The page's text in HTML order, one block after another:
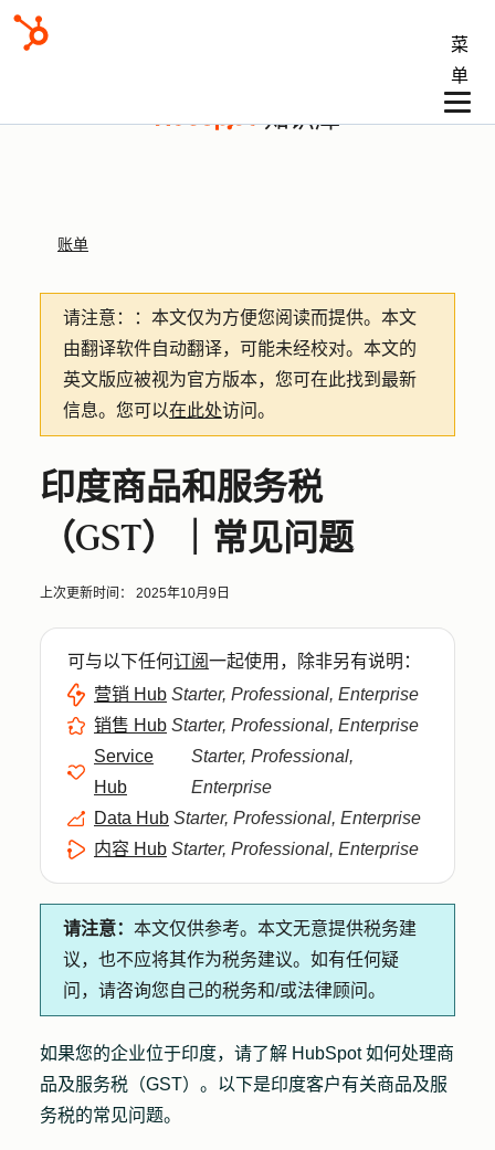
菜
单
知识库
账单
请注意： ：本文仅为方便您阅读而提供。 本文
由翻译软件自动翻译，可能未经校对。本文的
英文版应被视为官方版本，您可在此找到最新
信息。您可以在此处访问。
印度商品和服务税
（GST）｜常见问题
上次更新时间： 2025年10月9日
可与以下任何订阅一起使用，除非另有说明：
营销 Hub Starter, Professional, Enterprise
销售 Hub Starter, Professional, Enterprise
Service
Hub
Starter, Professional,
Enterprise
Data Hub Starter, Professional, Enterprise
内容 Hub Starter, Professional, Enterprise
请注意： 本文仅供参考。本文无意提供税务建
议，也不应将其作为税务建议。如有任何疑
问，请咨询您自己的税务和/或法律顾问。
如果您的企业位于印度，请了解 HubSpot 如何处理商
品及服务税（GST）。以下是印度客户有关商品及服
务税的常见问题。